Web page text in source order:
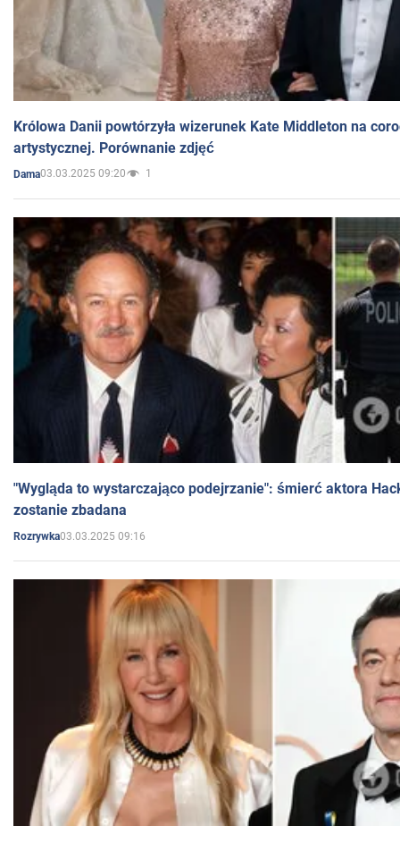
Królowa Danii powtórzyła wizerunek Kate Middleton na
artystycznej. Porównanie zdjęć
Dama03.03.2025 09:20 1
"Wygląda to wystarczająco podejrzanie": śmierć aktora
zostanie zbadana
Rozrywka03.03.2025 09:16